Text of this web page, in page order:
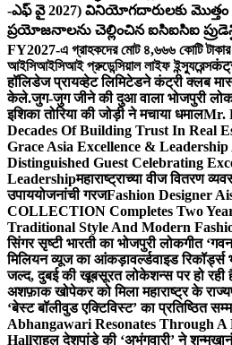
-ఎఫ్ వై 2027) వినియోగదారులకు మొత్తం
ప్రయోజనాలను చెల్లించిన ఐసిఐసిఐ
FY2027-এ গ্রাহকদের মোট ৪,৬৬৬ কোটি টাকার
আইসিআইসিআই প্রুডেন্সিয়াল লাইফ ইন্স্যুরেন্স
हॉलिडेज प्रायव्हेट लिमिटेडने कंट्री क्लब
केले.जुग-जुग जीने की दुआ वाला भोजपुरी
इशिका तोरिया की जोड़ी ने मचाया धमालMr.
Decades Of Building Trust In Real
Grace Asia Excellence & Leadership
Distinguished Guest Celebrating
Leadershipमहाराष्ट्राच्या वीज वितरण
उपाययोजनांची गरजFashion Designer
COLLECTION Completes Two
Traditional Style And Modern
सिंगर सृष्टी भारती का भोजपुरी लोकगीत
मिलियन व्यूज का आंकड़ावर्ल्डवाइड
जल्द, दुबई की खूबसूरत लोकेशन्स पर हो रही
अशफ़ाक खोपेकर को मिला महाराष्ट्र के
‘बेस्ट बॉलीवुड एक्टिविस्ट’ का प्रतिष्ठित
Abhangawari Resonates Through A
Hallराहुल देशपांडे की ‘अभंगवारी’ ने